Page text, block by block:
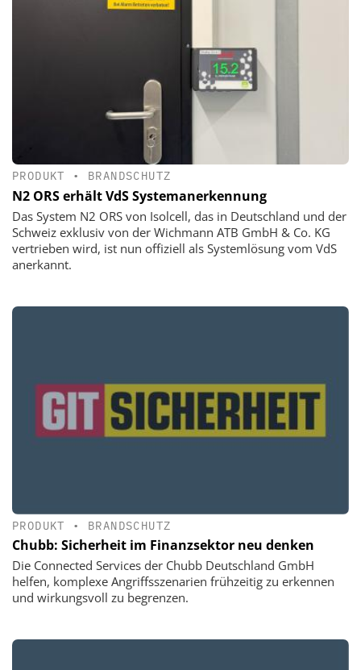
PRODUKT • BRANDSCHUTZ
N2 ORS erhält VdS Systemanerkennung
Das System N2 ORS von Isolcell, das in Deutschland und der
Schweiz exklusiv von der Wichmann ATB GmbH & Co. KG
vertrieben wird, ist nun offiziell als Systemlösung vom VdS
anerkannt.
PRODUKT • BRANDSCHUTZ
Chubb: Sicherheit im Finanzsektor neu denken
Die Connected Services der Chubb Deutschland GmbH
helfen, komplexe Angriffsszenarien frühzeitig zu erkennen
und wirkungsvoll zu begrenzen.